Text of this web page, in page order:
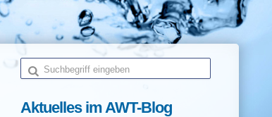
Aktuellesim AWT-Blog